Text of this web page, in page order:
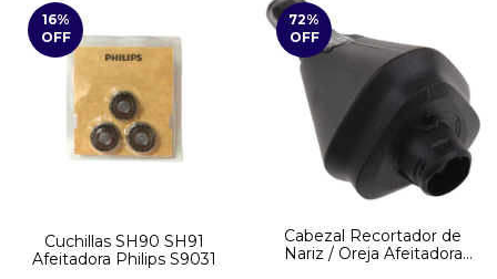
16%
OFF
Cuchillas SH90 SH91
Afeitadora Philips S9031
72%
OFF
Cabezal Recortador de
Nariz / Oreja Afeitadora